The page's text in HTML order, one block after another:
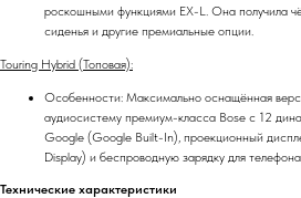
роскошными функциями EX-L. Она получила
сиденья и другие премиальные опции.
Touring Hybrid (Топовая):
Особенности: Максимально оснащённая
аудиосистему премиум-класса Bose с 12
Google (Google Built-In), проекционный
Display) и беспроводную зарядку для
Технические характеристики